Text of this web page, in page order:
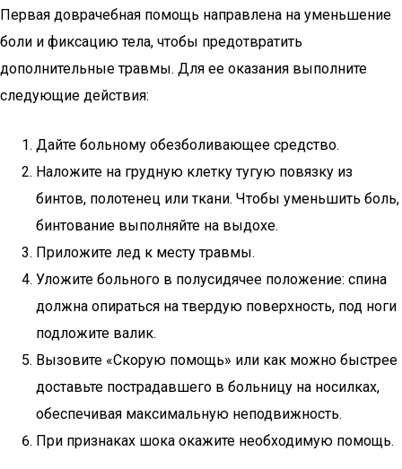
Первая доврачебная помощь направлена на уменьшение
боли и фиксацию тела, чтобы предотвратить
дополнительные травмы. Для ее оказания выполните
следующие действия:
Дайте больному обезболивающее средство.
Наложите на грудную клетку тугую повязку из
бинтов, полотенец или ткани. Чтобы уменьшить боль,
бинтование выполняйте на выдохе.
Приложите лед к месту травмы.
Уложите больного в полусидячее положение: спина
должна опираться на твердую поверхность, под ноги
подложите валик.
Вызовите «Скорую помощь» или как можно быстрее
доставьте пострадавшего в больницу на носилках,
обеспечивая максимальную неподвижность.
При признаках шока окажите необходимую помощь.